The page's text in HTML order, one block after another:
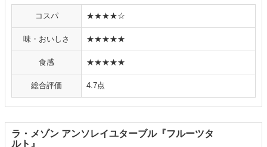
コスパ ★★★★☆
味・おいしさ ★★★★★
食感 ★★★★★
総合評価 4.7点
ラ・メゾン アンソレイユターブル『フルーツタ
ルト』